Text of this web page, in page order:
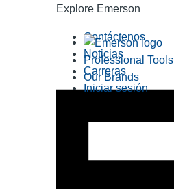
Explore Emerson
Professional Tools
Our Brands
Contáctenos
Noticias
Carreras
Iniciar sesión